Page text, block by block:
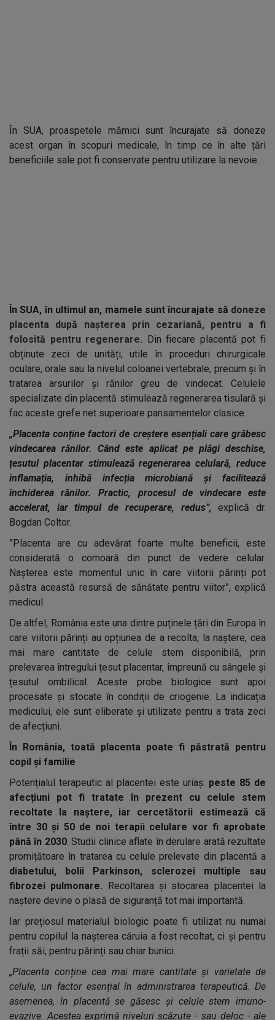
În SUA, proaspetele mămici sunt încurajate să doneze
acest organ în scopuri medicale, în timp ce în alte țări
beneficiile sale pot fi conservate pentru utilizare la nevoie.
În SUA, în ultimul an, mamele sunt încurajate să doneze
placenta după nașterea prin cezariană, pentru a fi
folosită pentru regenerare. Din fiecare placentă pot fi
obținute zeci de unități, utile în proceduri chirurgicale
oculare, orale sau la nivelul coloanei vertebrale, precum și în
tratarea arsurilor și rănilor greu de vindecat. Celulele
specializate din placentă stimulează regenerarea tisulară și
fac aceste grefe net superioare pansamentelor clasice.
„Placenta conține factori de creștere esențiali care grăbesc
vindecarea rănilor. Când este aplicat pe plăgi deschise,
țesutul placentar stimulează regenerarea celulară, reduce
inflamația, inhibă infecția microbiană și facilitează
închiderea rănilor. Practic, procesul de vindecare este
accelerat, iar timpul de recuperare, redus”,explică dr.
Bogdan Coltor.
”Placenta are cu adevărat foarte multe beneficii, este
considerată o comoară din punct de vedere celular.
Nașterea este momentul unic în care viitorii părinți pot
păstra această resursă de sănătate pentru viitor”, explică
medicul.
De altfel, România este una dintre puținele țări din Europa în
care viitorii părinți au opțiunea de a recolta, la naștere, cea
mai mare cantitate de celule stem disponibilă, prin
prelevarea întregului țesut placentar, împreună cu sângele și
țesutul ombilical. Aceste probe biologice sunt apoi
procesate și stocate în condiții de criogenie. La indicația
medicului, ele sunt eliberate și utilizate pentru a trata zeci
de afecțiuni.
În România, toată placenta poate fi păstrată pentru
copil și familie
Potențialul terapeutic al placentei este uriaș: peste 85 de
afecțiuni pot fi tratate în prezent cu celule stem
recoltate la naștere, iar cercetătorii estimează că
între 30 și 50 de noi terapii celulare vor fi aprobate
până în 2030. Studii clinice aflate în derulare arată rezultate
promițătoare în tratarea cu celule prelevate din placentă a
diabetului, bolii Parkinson, sclerozei multiple sau
fibrozei pulmonare. Recoltarea și stocarea placentei la
naștere devine o plasă de siguranță tot mai importantă.
Iar prețiosul materialul biologic poate fi utilizat nu numai
pentru copilul la nașterea căruia a fost recoltat, ci și pentru
frații săi, pentru părinți sau chiar bunici.
„Placenta conține cea mai mare cantitate și varietate de
celule, un factor esențial în administrarea terapeutică. De
asemenea, în placentă se găsesc și celule stem imuno-
evazive. Acestea exprimă niveluri scăzute - sau deloc - ale